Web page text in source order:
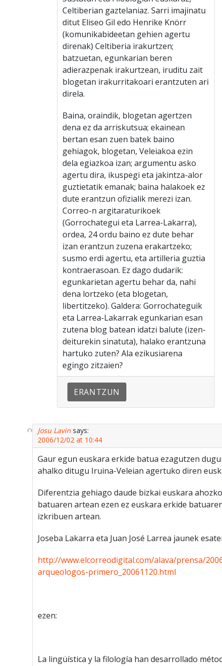
Celtiberian gaztelaniaz. Sarri imajinatu
ditut Eliseo Gil edo Henrike Knörr
(komunikabideetan gehien agertu
direnak) Celtiberia irakurtzen;
batzuetan, egunkarian beren
adierazpenak irakurtzean, iruditu zait
blogetan irakurritakoari erantzuten ari
direla.
Baina, oraindik, blogetan agertzen
dena ez da arriskutsua; ekainean
bertan esan zuen batek baino
gehiagok, blogetan, Veleiakoa ezin
dela egiazkoa izan; argumentu asko
agertu dira, ikuspegi eta jakintza-alor
guztietatik emanak; baina halakoek ez
dute erantzun ofizialik merezi izan.
Correo-n argitaraturikoek
(Gorrochategui eta Larrea-Lakarra),
ordea, 24 ordu baino ez dute behar
izan erantzun zuzena erakartzeko;
susmo erdi agertu, eta artilleria guztia
kontraerasoan. Ez dago dudarik:
egunkarietan agertu behar da, nahi
dena lortzeko (eta blogetan,
libertitzeko). Galdera: Gorrochateguik
eta Larrea-Lakarrak egunkarian esan
zutena blog batean idatzi balute (izen-
deiturekin sinatuta), halako erantzuna
hartuko zuten? Ala ezikusiarena
egingo zitzaien?
ERANTZUN
Josu Lavin says:
2006/12/02 at 10:44
Gaur egun euskara erkide batua ezagutzen
ahalko ditugu Iruina-Veleian agertuko diren
Diferentzia gehiago daude bizkai euskara
batuaren artean ezen ez euskara erkide
izkribuen artean.
Joseba Lakarra eta Juan José Larrea jaunek
http://www.elcorreodigital.com/alava/prensa/
arqueologos-primero_20061120.html
ezen:
La lingüística y la filología han desarrollado